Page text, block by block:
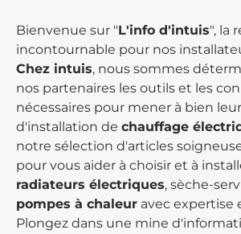
Bienvenue sur "L'info d'intuis", la
incontournable pour nos
Chez intuis, nous sommes
nos partenaires les outils et les
nécessaires pour mener à bien
d'installation de chauffage
notre sélection d'articles
pour vous aider à choisir et à
radiateurs électriques, sèche-
pompes à chaleur avec expertise
Plongez dans une mine